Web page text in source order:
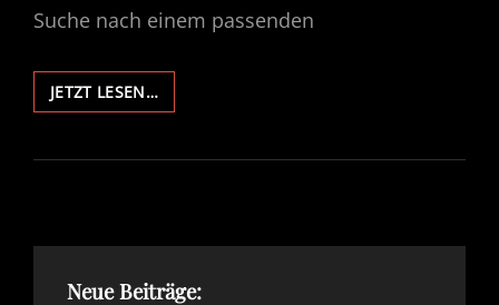
Suche nach einem passenden
JETZT LESEN…PHYTOTELMA
–
IM
Neue Beiträge: